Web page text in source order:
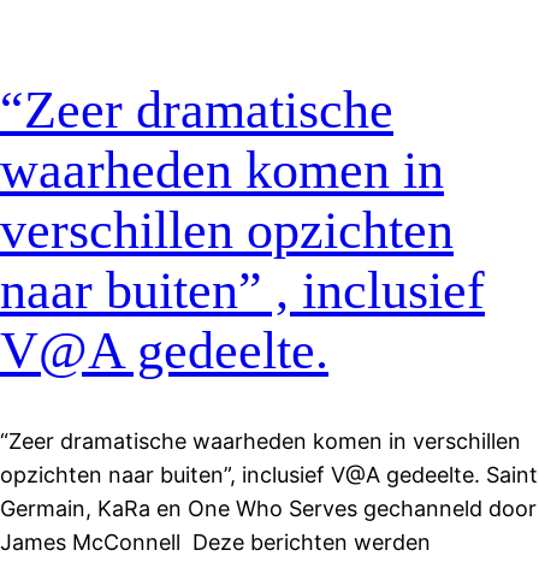
“Zeer dramatische
waarheden komen in
verschillen opzichten
naar buiten” , inclusief
V@A gedeelte.
“Zeer dramatische waarheden komen in verschillen
opzichten naar buiten”, inclusief V@A gedeelte. Saint
Germain, KaRa en One Who Serves gechanneld door
James McConnell Deze berichten werden